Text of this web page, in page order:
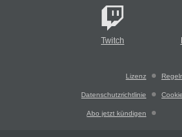
Twitch
Lizenz
Datenschutzrichtlinie
Abo jetzt kündigen